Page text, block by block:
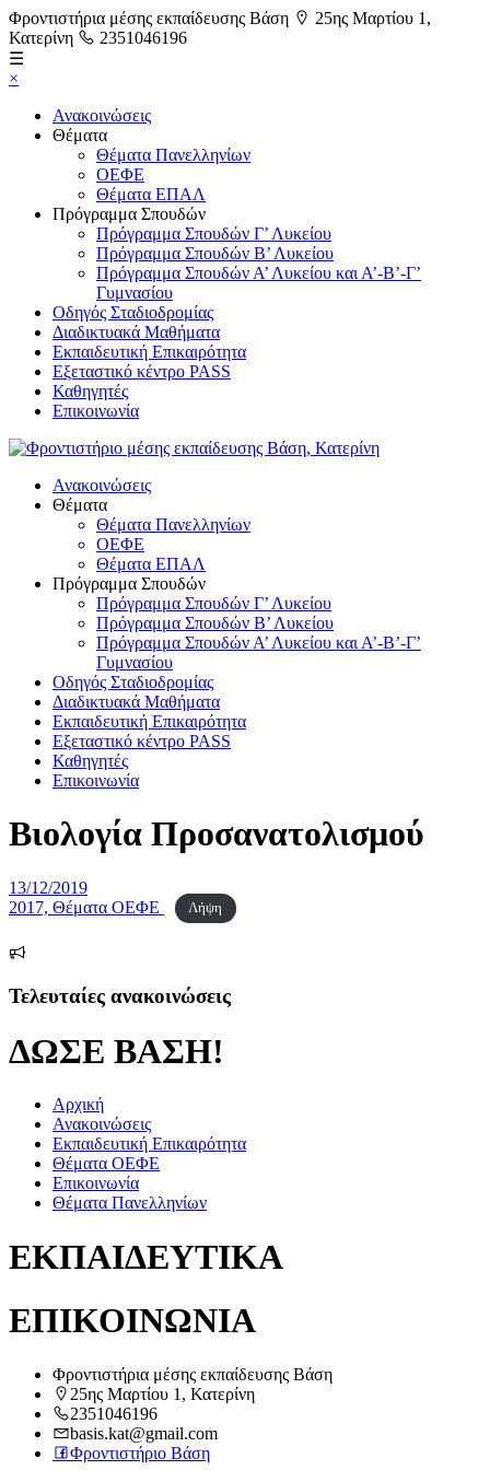
Φροντιστήρια μέσης εκπαίδευσης Βάση
25ης Μαρτίου 1,
Κατερίνη
2351046196
☰
×
Ανακοινώσεις
Θέματα
Θέματα Πανελληνίων
ΟΕΦΕ
Θέματα ΕΠΑΛ
Πρόγραμμα Σπουδών
Πρόγραμμα Σπουδών Γ’ Λυκείου
Πρόγραμμα Σπουδών Β’ Λυκείου
Πρόγραμμα Σπουδών Α’ Λυκείου και Α’-Β’-Γ’
Γυμνασίου
Οδηγός Σταδιοδρομίας
Διαδικτυακά Μαθήματα
Εκπαιδευτική Επικαιρότητα
Εξεταστικό κέντρο PASS
Καθηγητές
Επικοινωνία
Ανακοινώσεις
Θέματα
Θέματα Πανελληνίων
ΟΕΦΕ
Θέματα ΕΠΑΛ
Πρόγραμμα Σπουδών
Πρόγραμμα Σπουδών Γ’ Λυκείου
Πρόγραμμα Σπουδών Β’ Λυκείου
Πρόγραμμα Σπουδών Α’ Λυκείου και Α’-Β’-Γ’
Γυμνασίου
Οδηγός Σταδιοδρομίας
Διαδικτυακά Μαθήματα
Εκπαιδευτική Επικαιρότητα
Εξεταστικό κέντρο PASS
Καθηγητές
Επικοινωνία
Βιολογία Προσανατολισμού
Δημοσιεύτηκε
την
13/12/2019
2017, Θέματα ΟΕΦΕ
Λήψη
Τελευταίες ανακοινώσεις
ΔΩΣΕ ΒΑΣΗ!
Αρχική
Ανακοινώσεις
Εκπαιδευτική Επικαιρότητα
Θέματα ΟΕΦΕ
Επικοινωνία
Θέματα Πανελληνίων
ΕΚΠΑΙΔΕΥΤΙΚΑ
ΕΠΙΚΟΙΝΩΝΙΑ
Φροντιστήρια μέσης εκπαίδευσης Βάση
25ης Μαρτίου 1, Κατερίνη
2351046196
basis.kat@gmail.com
Φροντιστήριο Βάση